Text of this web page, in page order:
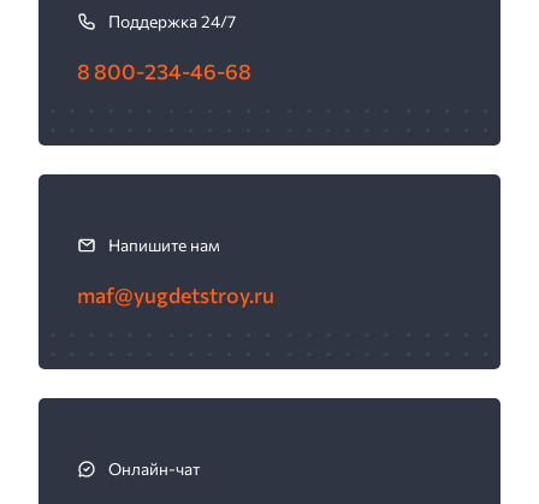
з
а
Поддержка 24/7
8 800-234-46-68
Напишите нам
maf@yugdetstroy.ru
Онлайн-чат